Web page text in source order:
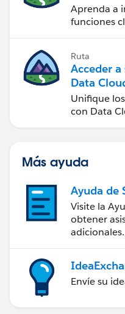
Aprenda a
funciones
Ruta
Acceder
Data
Unifique
con Data
Más ayuda
Ayuda de
Visite la
obtener
adicionales.
Envíe su